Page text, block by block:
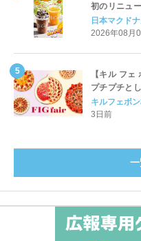
初のリニュ
ッペ」「マ
開始
日本マクド
2026年08月
【キル フ
プチプチと
をたっぷり
登場8月20日
キルフェボ
3日前